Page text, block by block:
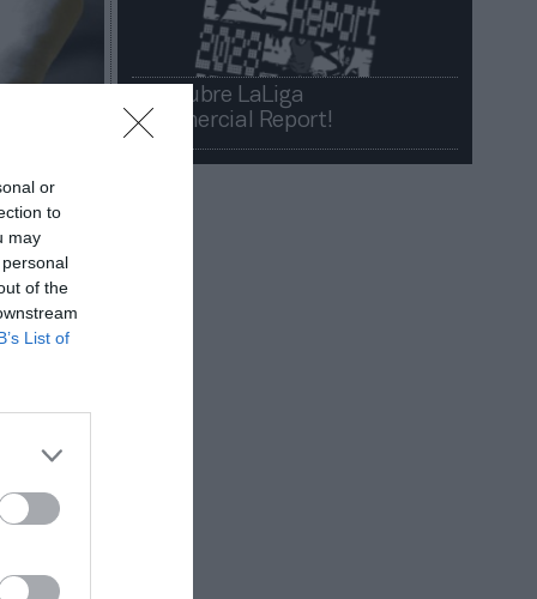
or
to
may
of the
List of
El
podid
¡Descubre LaLiga
Commercial Report!​​